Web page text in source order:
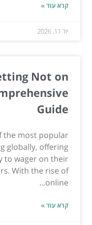
קרא עוד »
יול 11, 2026
Not on
Guide
the most popular
globally, offering
to wager on their
With the rise of
online...
קרא עוד »